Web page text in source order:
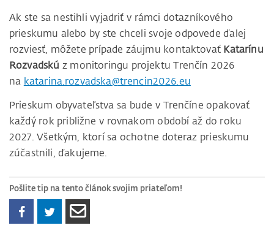
Ak ste sa nestihli vyjadriť v rámci dotazníkového
prieskumu alebo by ste chceli svoje odpovede ďalej
rozviesť, môžete prípade záujmu kontaktovať Katarínu
Rozvadskú z monitoringu projektu Trenčín 2026
na katarina.rozvadska@trencin2026.eu
Prieskum obyvateľstva sa bude v Trenčíne opakovať
každý rok približne v rovnakom období až do roku
2027. Všetkým, ktorí sa ochotne doteraz prieskumu
zúčastnili, ďakujeme.
Pošlite tip na tento článok svojim priateľom!